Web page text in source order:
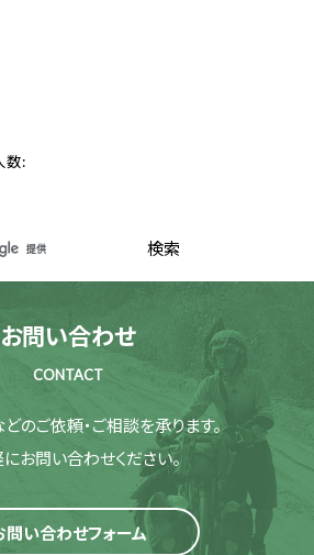
数:
お問い合わせ
CONTACT
のご依頼・ご相談を承ります。
お問い合わせください。
問い合わせフォーム